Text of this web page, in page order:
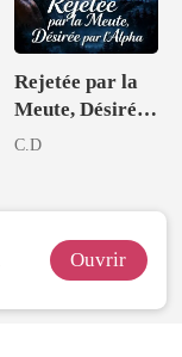
Rejetée par la
Meute, Désirée
par l'Alpha
C.D
Ouvrir